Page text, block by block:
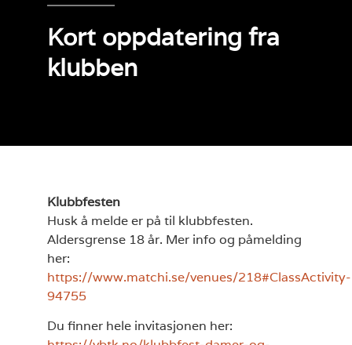
Kort oppdatering fra
klubben
Klubbfesten
Husk å melde er på til klubbfesten.
Aldersgrense 18 år. Mer info og påmelding
her:
https://www.matchi.se/venues/218#ClassActivity-
94755
Du finner hele invitasjonen her: